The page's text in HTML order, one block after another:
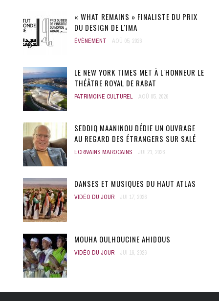
« WHAT REMAINS » FINALISTE DU PRIX
DU DESIGN DE L'IMA
ÉVÈNEMENT AOÛ 05, 2026
LE NEW YORK TIMES MET À L'HONNEUR LE
THÉÂTRE ROYAL DE RABAT
PATRIMOINE CULTUREL AOÛ 05, 2026
SEDDIQ MAANINOU DÉDIE UN OUVRAGE
AU REGARD DES ÉTRANGERS SUR SALÉ
ECRIVAINS MAROCAINS JUI 21, 2026
DANSES ET MUSIQUES DU HAUT ATLAS
VIDÉO DU JOUR JUI 17, 2026
MOUHA OULHOUCINE AHIDOUS
VIDÉO DU JOUR JUI 16, 2026